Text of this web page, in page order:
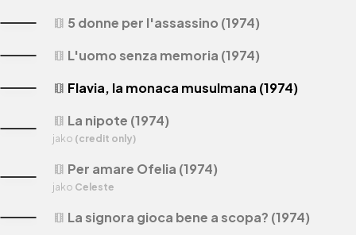
theaters 5 donne per l'assassino (1974)
theaters L'uomo senza memoria (1974)
theaters Flavia, la monaca musulmana (1974)
theaters La nipote (1974)
jako (credit only)
theaters Per amare Ofelia (1974)
jako Celeste
theaters La signora gioca bene a scopa? (1974)